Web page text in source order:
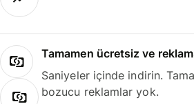
Tamamen ücretsiz ve
Saniyeler içinde indirin.
bozucu reklamlar yok.